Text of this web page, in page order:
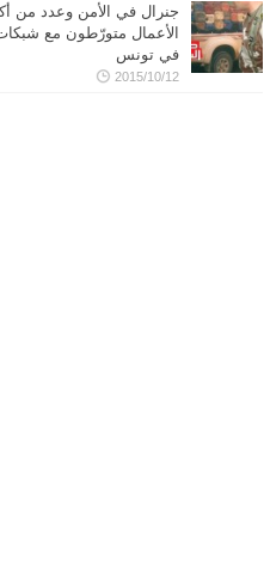
جنرال في الأمن وعدد من
الأعمال متورّطون مع
في تونس
2015/10/12